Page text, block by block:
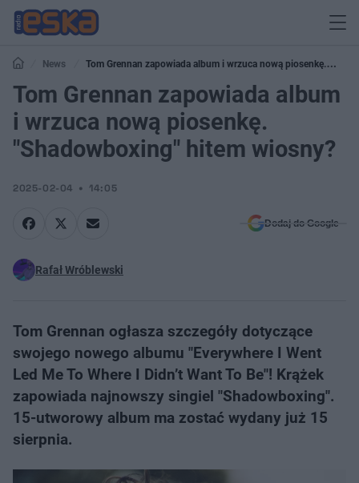
News
Tom Grennan zapowiada album i wrzuca nową piosenkę.
"Shadowboxing" hitem wiosny?
Tom Grennan zapowiada album
i wrzuca nową piosenkę.
"Shadowboxing" hitem wiosny?
2025-02-04 14:05
Dodaj do Google
Rafał Wróblewski
Tom Grennan ogłasza szczegóły dotyczące
swojego nowego albumu "Everywhere I Went
Led Me To Where I Didn’t Want To Be"! Krążek
zapowiada najnowszy singiel "Shadowboxing".
15-utworowy album ma zostać wydany już 15
sierpnia.